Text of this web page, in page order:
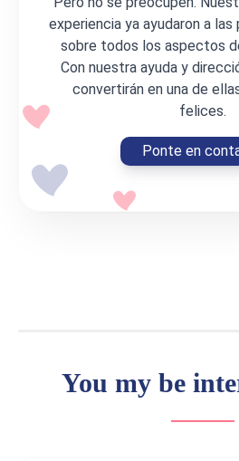
experiencia ya ayudaron a las
sobre todos los aspectos
Con nuestra ayuda y
convertirán en una de
felices.
Ponte en
You my be